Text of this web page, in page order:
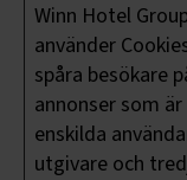
Winn Hotel
använder
spåra besökare
annonser som
enskilda
utgivare och